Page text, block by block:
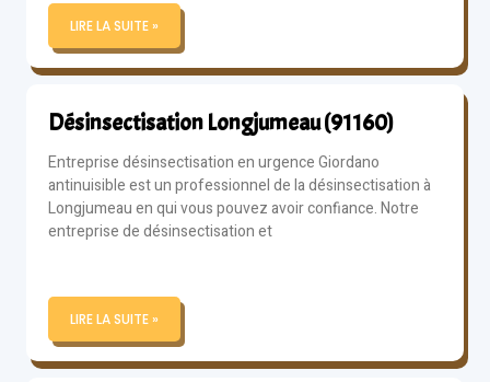
LIRE LA SUITE »
Désinsectisation Longjumeau (91160)
Entreprise désinsectisation en urgence Giordano
antinuisible est un professionnel de la désinsectisation à
Longjumeau en qui vous pouvez avoir confiance. Notre
entreprise de désinsectisation et
LIRE LA SUITE »